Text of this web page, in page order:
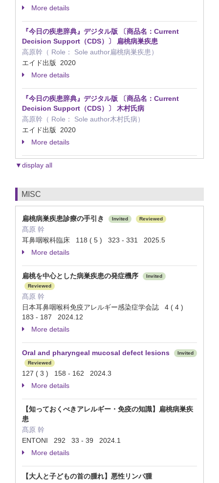
More details
『今日の疾患辞典』デジタル版 〔商品名：Current
Decision Support（CDS）〕 扁桃病巣疾患
高原幹（ Role： Sole author扁桃病巣疾患）
エイド出版 2020
More details
『今日の疾患辞典』デジタル版 〔商品名：Current
Decision Support（CDS）〕 木村氏病
高原幹（ Role： Sole author木村氏病）
エイド出版 2020
More details
▼display all
MISC
扁桃病巣疾患診療の手引き Invited Reviewed
髙原 幹
耳鼻咽喉科臨床 118 ( 5 ) 323 - 331 2025.5
More details
扁桃を中心とした病巣疾患の発症機序
Invited
Reviewed
髙原 幹
日本耳鼻咽喉科免疫アレルギー感染症学会誌 4 ( 4 )
183 - 187 2024.12
More details
Oral and pharyngeal mucosal defect lesions
Invited
Reviewed
127 ( 3 ) 158 - 162 2024.3
More details
【知っておくべきアレルギー・免疫の知識】扁桃病巣疾
患
髙原 幹
ENTONI 292 33 - 39 2024.1
More details
【大人と子どもの首の腫れ】悪性リンパ腫